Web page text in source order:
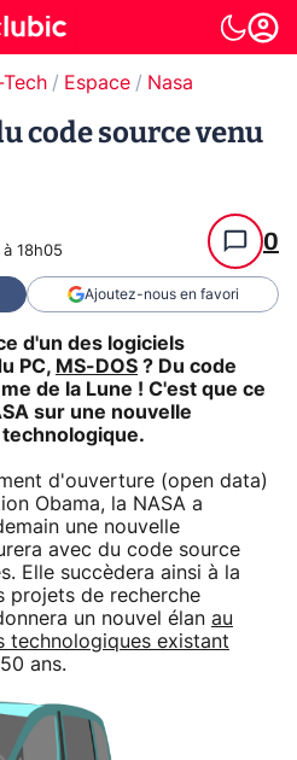
Espace Nasa
code source venu
18h05 0
Ajoutez-nous en favori
d'un des logiciels
PC, MS-DOS ? Du code
de la Lune ! C'est que ce
sur une nouvelle
d'ouverture (open data)
Obama, la NASA a
une nouvelle
avec du code source
Elle succèdera ainsi à la
projets de recherche
un nouvel élan au
technologiques existant
ans.